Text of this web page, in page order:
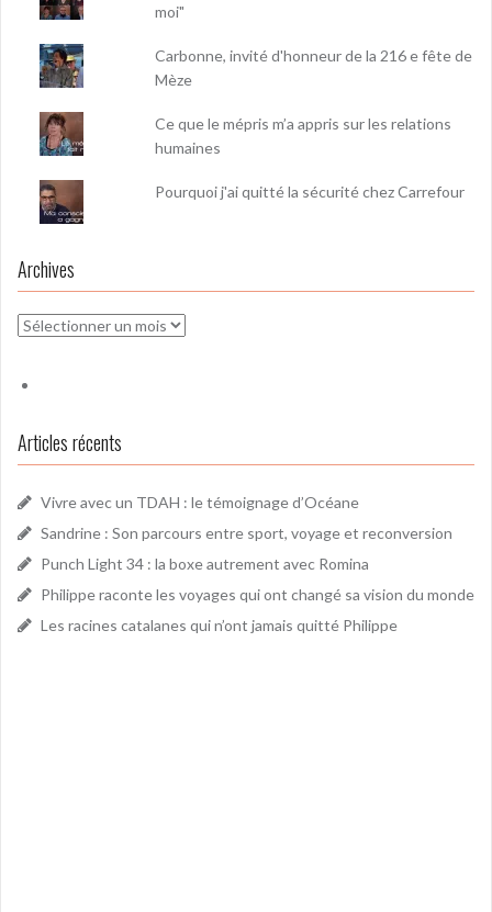
moi"
Carbonne, invité d'honneur de la 216 e fête de
Mèze
Ce que le mépris m’a appris sur les relations
humaines
Pourquoi j'ai quitté la sécurité chez Carrefour
Archives
Archives
Articles récents
Vivre avec un TDAH : le témoignage d’Océane
Sandrine : Son parcours entre sport, voyage et reconversion
Punch Light 34 : la boxe autrement avec Romina
Philippe raconte les voyages qui ont changé sa vision du monde
Les racines catalanes qui n’ont jamais quitté Philippe